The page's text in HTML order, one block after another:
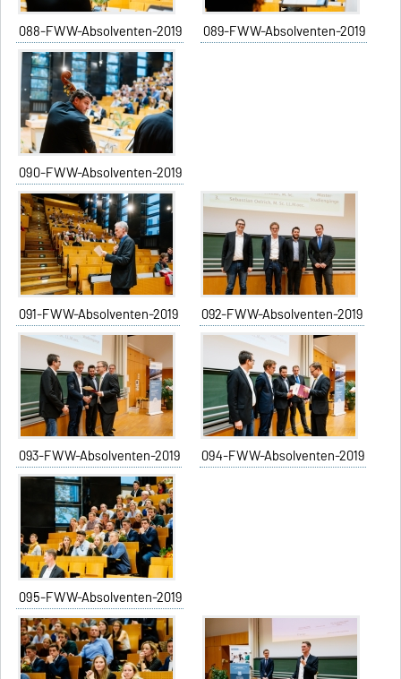
088-FWW-Absolventen-2019 089-FWW-Absolventen-2019
090-FWW-Absolventen-2019
091-FWW-Absolventen-2019 092-FWW-Absolventen-2019
093-FWW-Absolventen-2019 094-FWW-Absolventen-2019
095-FWW-Absolventen-2019